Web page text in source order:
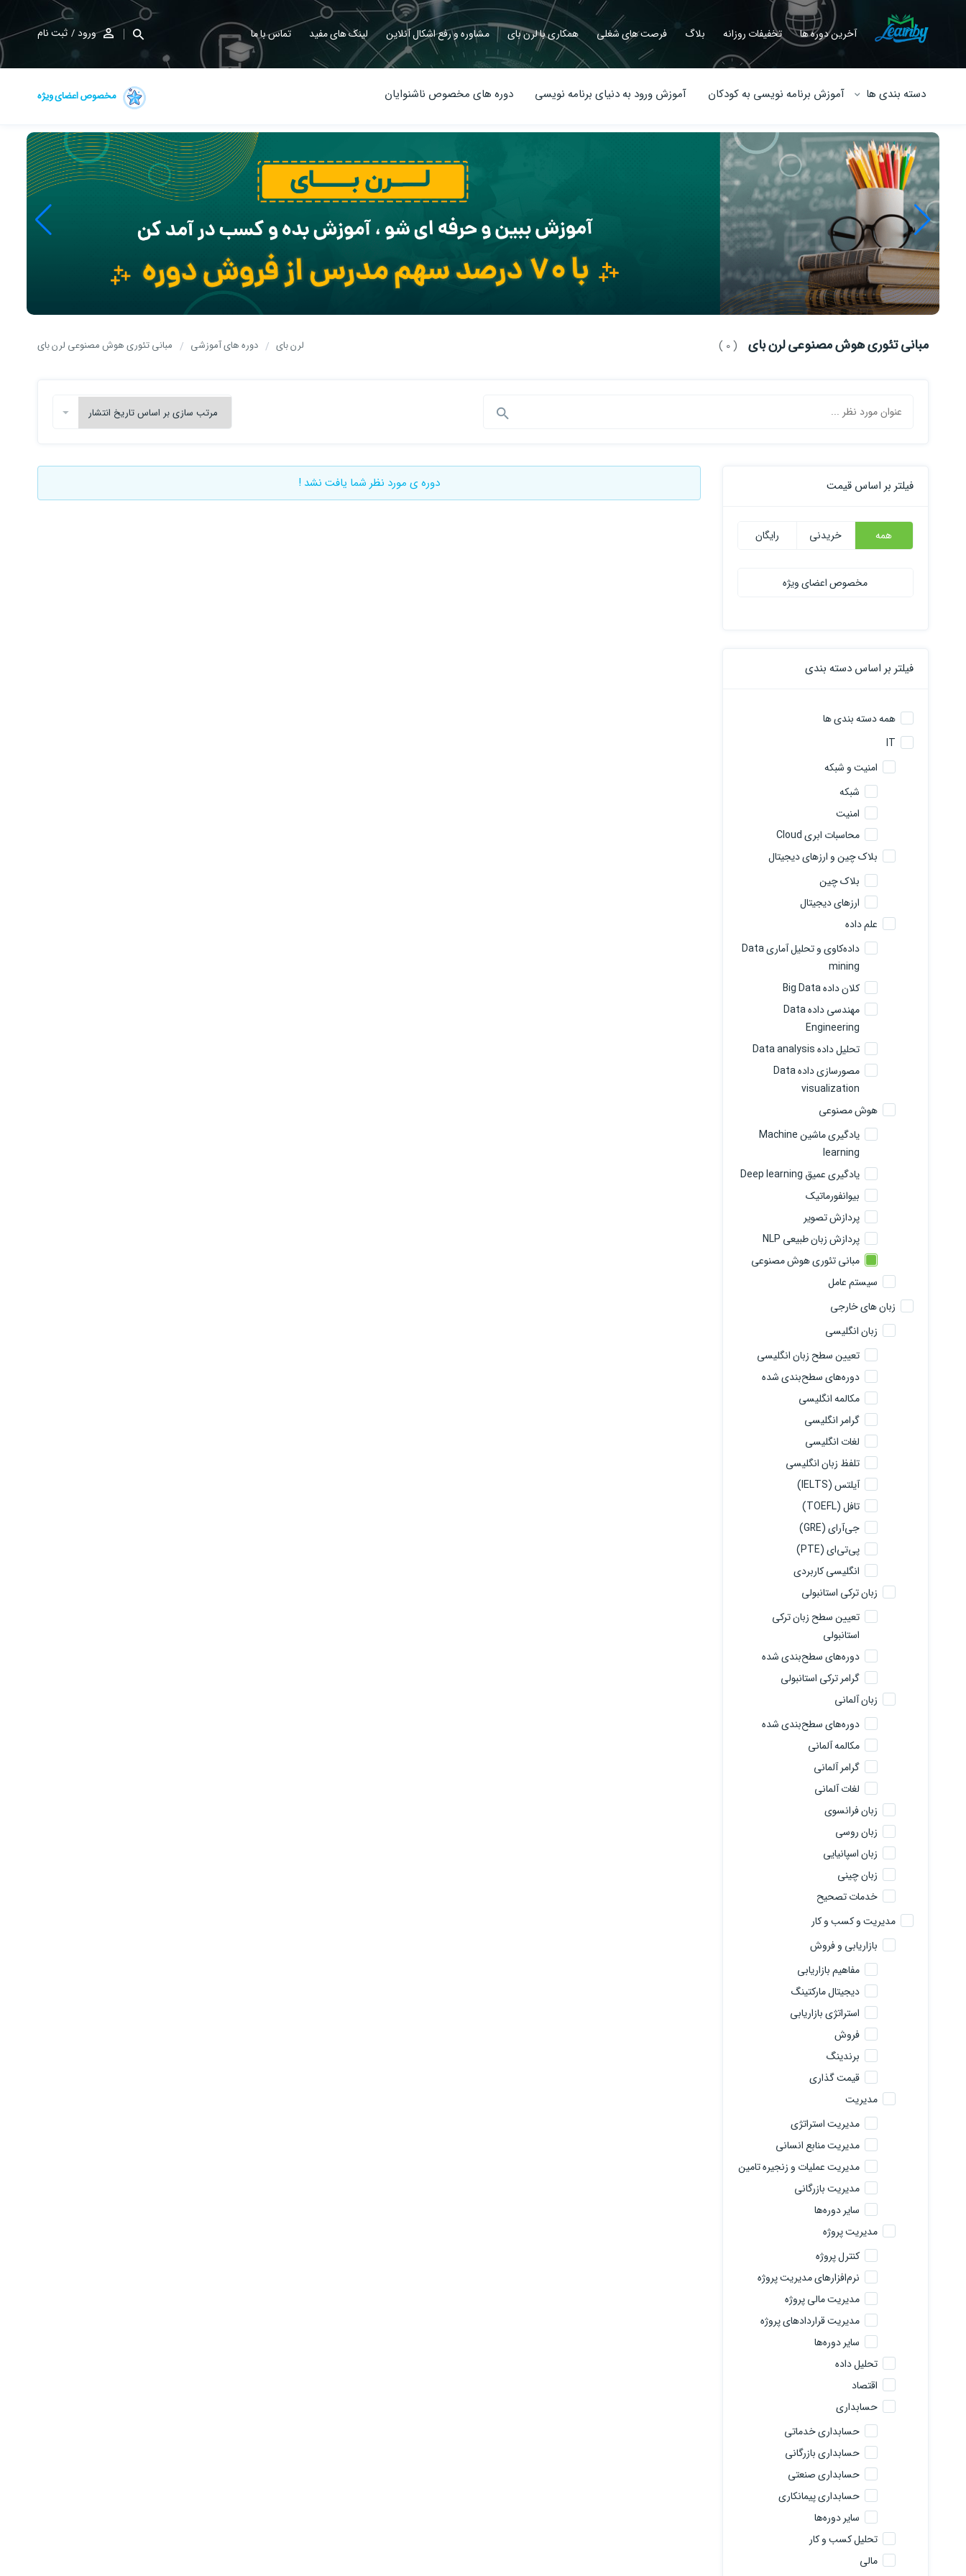
آخرین دوره ها تخفیفات روزانه بلاگ فرصت های شغلی همکاری با لرن بای مشاوره و رفع اشکال آنلاین لینک های مفید تماس با ما ورود ثبت نام
دسته بندی ها آموزش برنامه نویسی به کودکان آموزش ورود به دنیای برنامه نویسی دوره های مخصوص ناشنوایان مخصوص اعضای ویژه
لرن بای دوره های آموزشی مبانی تئوری هوش مصنوعی لرن بای مبانی تئوری هوش مصنوعی لرن بای ( 0 )
فیلتر بر اساس قیمت
همه خریدنی رایگان
مخصوص اعضای ویژه
فیلتر بر اساس دسته بندی
همه دسته بندی ها
IT
امنیت و شبکه
شبکه
امنیت
محاسبات ابری Cloud
بلاک چین و ارزهای دیجیتال
بلاک چین
ارزهای دیجیتال
علم داده
داده‌کاوی و تحلیل آماری Data
mining
کلان داده Big Data
مهندسی داده Data
Engineering
تحلیل داده Data analysis
مصورسازی داده Data
visualization
هوش مصنوعی
یادگیری ماشین Machine
learning
یادگیری عمیق Deep learning
بیوانفورماتیک
پردازش تصویر
پردازش زبان طبیعی NLP
مبانی تئوری هوش مصنوعی
سیستم عامل
زبان های خارجی
زبان انگلیسی
تعیین سطح زبان انگلیسی
دوره‌های سطح‌بندی شده
مکالمه انگلیسی
گرامر انگلیسی
لغات انگلیسی
تلفظ زبان انگلیسی
آیلتس (IELTS)
تافل (TOEFL)
جی‌آرای (GRE)
پی‌تی‌ای (PTE)
انگلیسی کاربردی
زبان ترکی استانبولی
تعیین سطح زبان ترکی
استانبولی
دوره‌های سطح‌بندی شده
گرامر ترکی استانبولی
زبان آلمانی
دوره‌های سطح‌بندی شده
مکالمه آلمانی
گرامر آلمانی
لغات آلمانی
زبان فرانسوی
زبان روسی
زبان اسپانیایی
زبان چینی
خدمات تصحیح
مدیریت و کسب و کار
بازاریابی و فروش
مفاهیم بازاریابی
دیجیتال مارکتینگ
استراتژی بازاریابی
فروش
برندینگ
قیمت گذاری
مدیریت
مدیریت استراتژی
مدیریت منابع انسانی
مدیریت عملیات و زنجیره تامین
مدیریت بازرگانی
سایر دوره‌ها
مدیریت پروژه
کنترل پروژه
نرم‌افزارهای مدیریت پروژه
مدیریت مالی پروژه
مدیریت قراردادهای پروژه
سایر دوره‌ها
تحلیل داده
اقتصاد
حسابداری
حسابداری خدماتی
حسابداری بازرگانی
حسابداری صنعتی
حسابداری پیمانکاری
سایر دوره‌ها
تحلیل کسب و کار
مالی
دوره ی مورد نظر شما یافت نشد !